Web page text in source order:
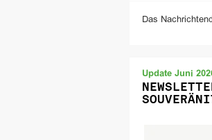
Das
Update Juni